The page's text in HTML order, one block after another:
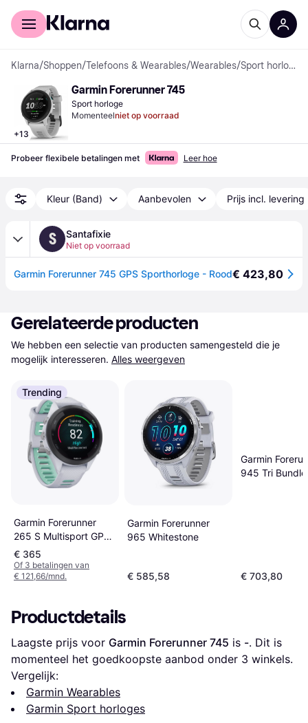
Voor shoppers
Klarna/Shoppen/Telefoons & Wearables/Wearables/ Sport horloges
+13
Garmin Forerunner 745
Sport horloge
Momenteelniet op voorraad
Probeer flexibele betalingen met Leer hoe
Kleur (Band) Aanbevolen Prijs incl. levering
S Santafixie
Niet op voorraad
Garmin Forerunner 745 GPS Sporthorloge - Rood€ 423,80
Gerelateerde producten
We hebben een selectie van producten samengesteld die je
mogelijk interesseren. Alles weergeven
Trending
Garmin Forerunner
265 S Multisport GPS
Cardio Muziek
€ 365
Of 3 betalingen van
€ 121,66/mnd.
Garmin Forerunner
965 Whitestone
€ 585,58
Garmin
945 Tri Bundle
€ 703,80
Productdetails
Laagste prijs voor Garmin Forerunner 745 is -. Dit is
momenteel het goedkoopste aanbod onder 3 winkels.
Vergelijk:
Garmin Wearables
Garmin Sport horloges